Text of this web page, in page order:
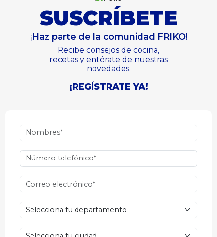
SUSCRÍBETE
¡Haz parte de la comunidad FRIKO!
Recibe consejos de cocina,
recetas y entérate de nuestras
novedades.
¡REGÍSTRATE YA!